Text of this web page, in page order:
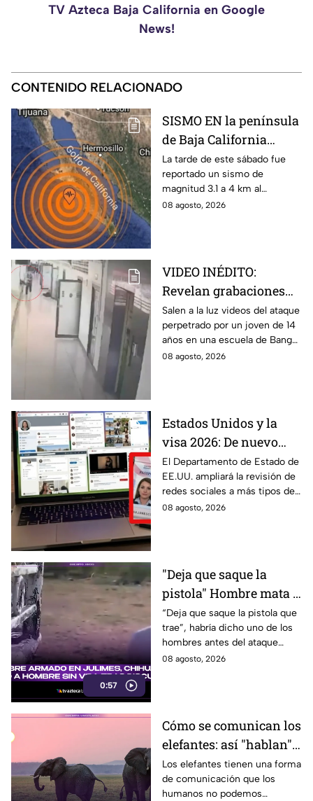
TV Azteca Baja California en Google
News!
CONTENIDO RELACIONADO
SISMO EN la península
de Baja California
sacude San José del
Cabo
La tarde de este sábado fue
reportado un sismo de
magnitud 3.1 a 4 km al
noroeste de San José del
08 agosto, 2026
VIDEO INÉDITO:
Revelan grabaciones
del tiroteo escolar que
dejó múltiples víctimas
Salen a la luz videos del ataque
perpetrado por un joven de 14
años en una escuela de Bang
Kruai, Tailandia. El saldo es de
08 agosto, 2026
Estados Unidos y la
visa 2026: De nuevo
revisarán las redes
sociales de mexicanos
que viaje a este país
El Departamento de Estado de
EE.UU. ampliará la revisión de
redes sociales a más tipos de
visa, incluyendo a mexicanos
08 agosto, 2026
0:57
"Deja que saque la
pistola" Hombre mata a
padre y hiere a su hijo
por supuestamente
invadir un camino
“Deja que saque la pistola que
trae”, habría dicho uno de los
hombres antes del ataque
armado en Julimes, Chihuahua
08 agosto, 2026
Cómo se comunican los
elefantes: así "hablan"
entre ellos
Los elefantes tienen una forma
de comunicación que los
humanos no podemos